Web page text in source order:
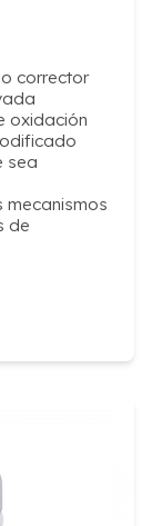
corrector
oxidación
sea
de